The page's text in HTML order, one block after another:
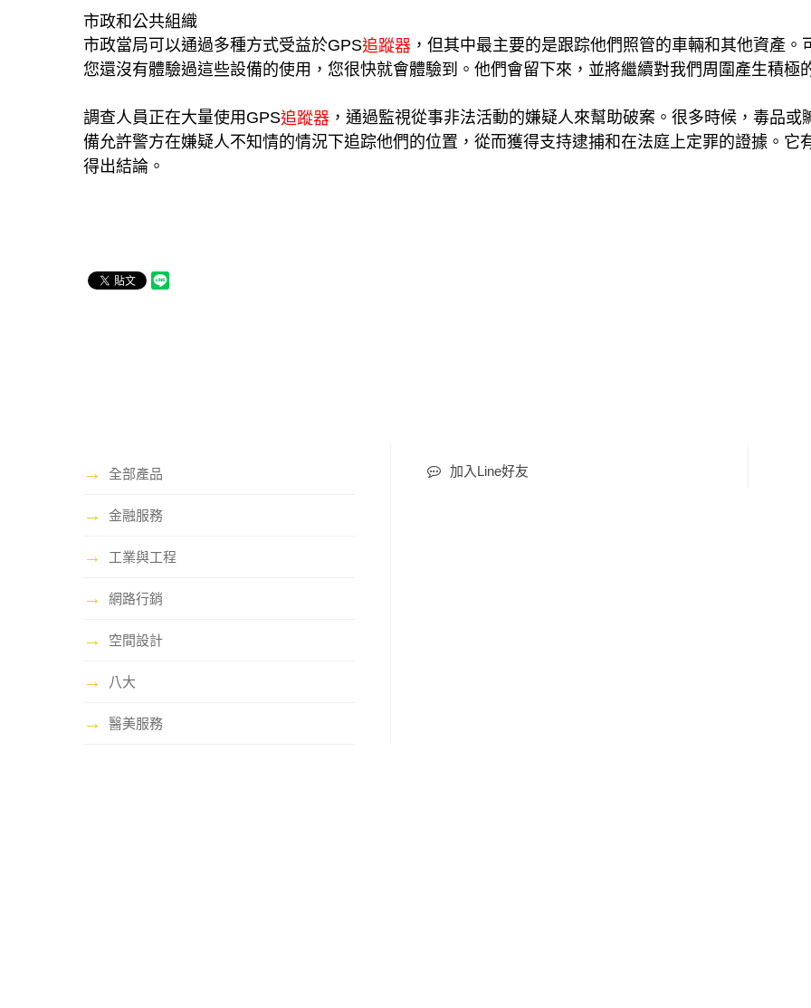
市政和公共組織
市政當局可以通過多種方式受益於GPS追蹤器 ，但其中最主要的是跟踪他們照管的車輛和其他資產
您還沒有體驗過這些設備的使用，您很快就會體驗到。他們會留下來，並將繼續對我們周圍產生積極
調查人員正在大量使用GPS追蹤器 ，通過監視從事非法活動的嫌疑人來幫助破案。很多時候，毒品
備允許警方在嫌疑人不知情的情況下追踪他們的位置，從而獲得支持逮捕和在法庭上定罪的證據。它
得出結論。
→ 全部產品
→ 金融服務
→ 工業與工程
→ 網路行銷
→ 空間設計
→ 八大
→ 醫美服務
加入Line好友